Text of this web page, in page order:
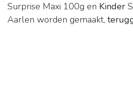
Surprise Maxi 100g en Kinder
Aarlen worden gemaakt,